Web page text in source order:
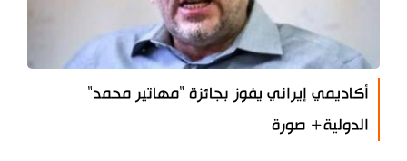
أكاديمي إيراني يفوز بجائزة "مهاتير محمد"
الدولية+ صورة